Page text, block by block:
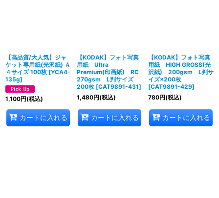
【高品質/大人気】ジャ
ケット専用紙(光沢紙) Ａ
４サイズ 100枚 [YCA4-
135g]
1,100円(税込)
カートに入れる
【KODAK】フォト写真
用紙 Ultra
Premium(印画紙) RC
270gsm L判サイズ
200枚 [CAT9891-431]
1,480円(税込)
カートに入れる
【KODAK】フォト写真
用紙 HIGH GROSS(光
沢紙) 200gsm L判サ
イズ×200枚
[CAT9891-429]
780円(税込)
カートに入れる